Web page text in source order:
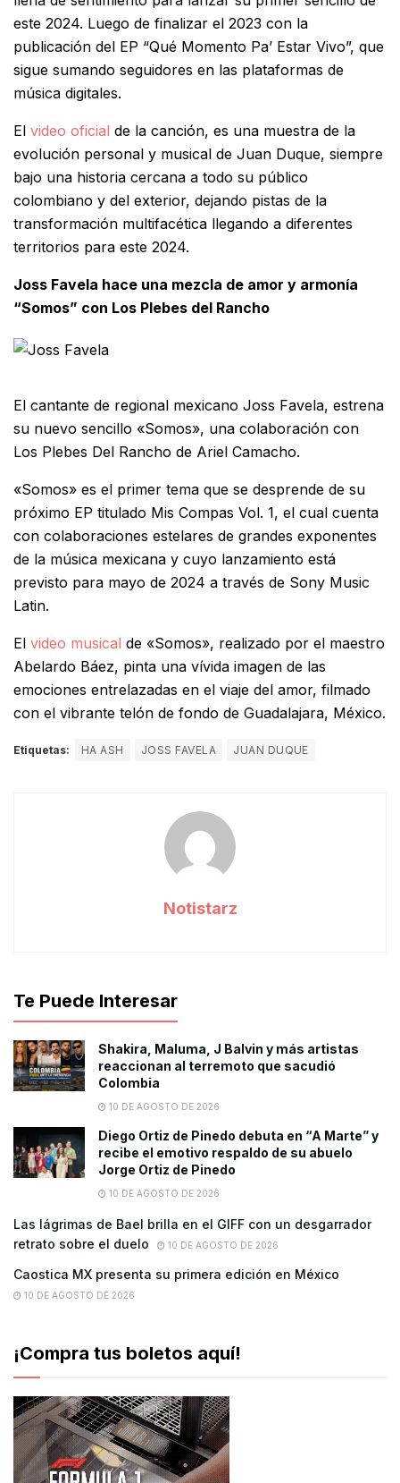
este 2024. Luego de finalizar el 2023 con la
publicación del EP “Qué Momento Pa’ Estar Vivo”, que
sigue sumando seguidores en las plataformas de
música digitales.
El video oficial de la canción, es una muestra de la
evolución personal y musical de Juan Duque, siempre
bajo una historia cercana a todo su público
colombiano y del exterior, dejando pistas de la
transformación multifacética llegando a diferentes
territorios para este 2024.
Joss Favela hace una mezcla de amor y armonía
“Somos” con Los Plebes del Rancho
El cantante de regional mexicano Joss Favela, estrena
su nuevo sencillo «Somos», una colaboración con
Los Plebes Del Rancho de Ariel Camacho.
«Somos» es el primer tema que se desprende de su
próximo EP titulado Mis Compas Vol. 1, el cual cuenta
con colaboraciones estelares de grandes exponentes
de la música mexicana y cuyo lanzamiento está
previsto para mayo de 2024 a través de Sony Music
Latin.
El video musical de «Somos», realizado por el maestro
Abelardo Báez, pinta una vívida imagen de las
emociones entrelazadas en el viaje del amor, filmado
con el vibrante telón de fondo de Guadalajara, México.
Etiquetas: HA ASH JOSS FAVELA JUAN DUQUE
Notistarz
Te Puede Interesar
Shakira, Maluma, J Balvin y más artistas
reaccionan al terremoto que sacudió
Colombia
10 DE AGOSTO DE 2026
Diego Ortiz de Pinedo debuta en “A Marte” y
recibe el emotivo respaldo de su abuelo
Jorge Ortiz de Pinedo
10 DE AGOSTO DE 2026
Las lágrimas de Bael brilla en el GIFF con un desgarrador
retrato sobre el duelo
10 DE AGOSTO DE 2026
Caostica MX presenta su primera edición en México
10 DE AGOSTO DE 2026
¡Compra tus boletos aquí!